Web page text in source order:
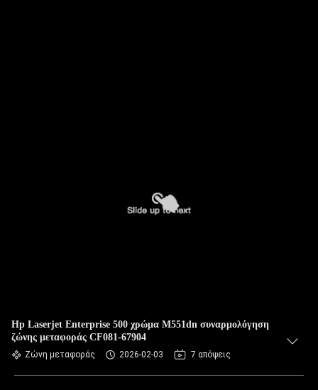
Hp Laserjet Enterprise 500 χρώμα M551dn συναρμολόγηση
ζώνης μεταφοράς CF081-67904
Ζώνη μεταφοράς 2026-02-03 7 απόψεις